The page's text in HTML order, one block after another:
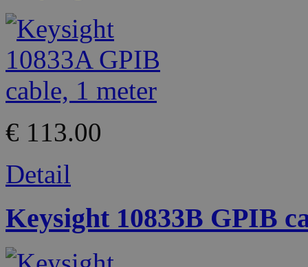
€ 113.00
Detail
Keysight 10833B GPIB